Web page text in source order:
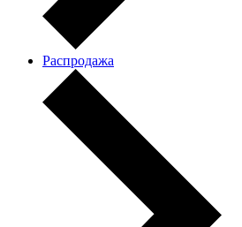
Распродажа